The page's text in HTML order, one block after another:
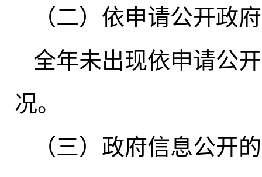
（二）依申请公开政
全年未出现依申请公
况。
（三）政府信息公开